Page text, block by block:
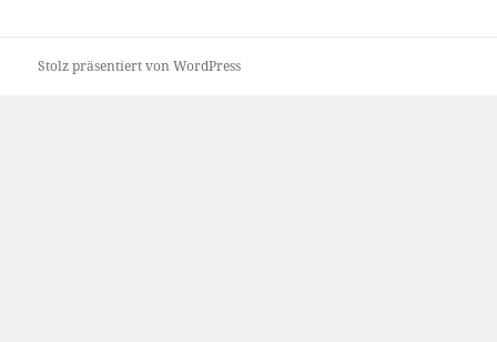
Stolz präsentiert von WordPress